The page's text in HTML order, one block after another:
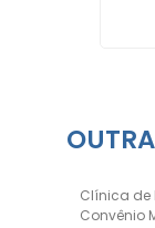
Clínica de
Convênio